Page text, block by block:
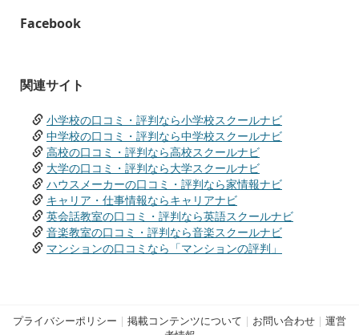
Facebook
関連サイト
小学校の口コミ・評判なら小学校スクールナビ
中学校の口コミ・評判なら中学校スクールナビ
高校の口コミ・評判なら高校スクールナビ
大学の口コミ・評判なら大学スクールナビ
ハウスメーカーの口コミ・評判なら家情報ナビ
キャリア・仕事情報ならキャリアナビ
英会話教室の口コミ・評判なら英語スクールナビ
音楽教室の口コミ・評判なら音楽スクールナビ
マンションの口コミなら「マンションの評判」
プライバシーポリシー | 掲載コンテンツについて | お問い合わせ | 運営